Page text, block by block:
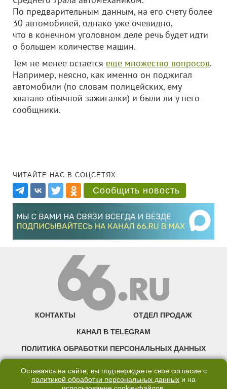
По предварительным данным, на его счету более
30 автомобилей, однако уже очевидно,
что в конечном уголовном деле речь будет идти
о большем количестве машин.
Тем не менее остается еще множество вопросов.
Например, неясно, как именно он поджигал
автомобили (по словам полицейских, ему
хватало обычной зажигалки) и были ли у него
сообщники.
ЧИТАЙТЕ НАС В СОЦСЕТЯХ:
Сообщить новость
КОНТАКТЫ ОТДЕЛ ПРОДАЖ
КАНАЛ В TELEGRAM
ПОЛИТИКА ОБРАБОТКИ ПЕРСОНАЛЬНЫХ ДАННЫХ
Оставаясь на сайте, вы подтверждаете свое согласие с
политикой обработки персональных данных и на